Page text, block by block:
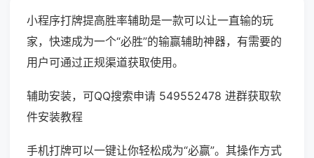
小程序打牌提高胜率辅助是一款可以让一直输的玩
家，快速成为一个“必胜”的输赢辅助神器，有需要的
用户可通过正规渠道获取使用。
辅助安装，可QQ搜索申请 549552478 进群获取软
件安装教程
手机打牌可以一键让你轻松成为“必赢”。其操作方式